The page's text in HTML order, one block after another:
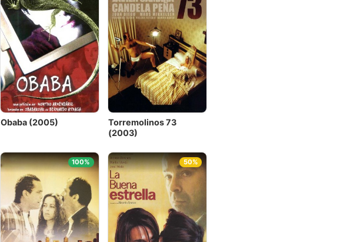
Obaba (2005)
Torremolinos 73
(2003)
100% 50%